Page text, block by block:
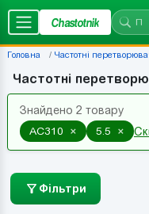
Chastotnik
Головна Частотні
Частотні
Знайдено 2 товару
AC310
× 5.5 ×
Фільтри